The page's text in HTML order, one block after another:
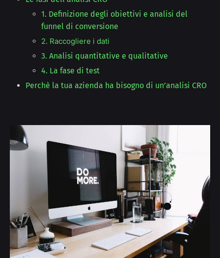
1. Definizione degli obiettivi e analisi del
funnel di conversione
2. Raccogliere i dati
3. Analisi quantitative e qualitative
4. La fase di test
Perchè la tua azienda ha bisogno di un’analisi CRO